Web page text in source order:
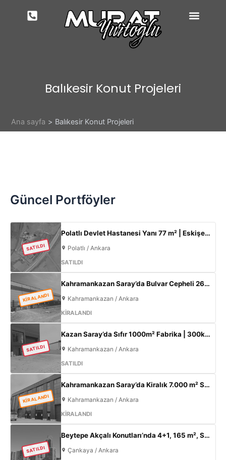
Balıkesir Konut Projeleri
Ana sayfa Balıkesir Konut Projeleri
Güncel Portföyler
SATILDI
Polatlı Devlet Hastanesi Yanı 77 m² | Eskişehir Yolu Cepheli | Ticari+Konut İmarlı Arsa
Polatlı / Ankara
SATILDI
KİRALANDI
Kahramankazan Saray’da Bulvar Cepheli 2600 m² Kiralık Fabrika | 400 KW Enerji | Ofisli Üretim Tesisi
Kahramankazan / Ankara
KİRALANDI
SATILDI
Kazan Saray’da Sıfır 1000m² Fabrika | 300kW Enerji + 120m² Ofis
Kahramankazan / Ankara
SATILDI
KİRALANDI
Kahramankazan Saray’da Kiralık 7.000 m² Sıfır Fabrika | 2.000 m² Açık Alan | 300 KW
Kahramankazan / Ankara
KİRALANDI
SATILDI
Beytepe Akçalı Konutları’nda 4+1, 165 m², Sıfır Lüks Daire | Site İçi, Otoparklı, Takasa Uygun
Çankaya / Ankara